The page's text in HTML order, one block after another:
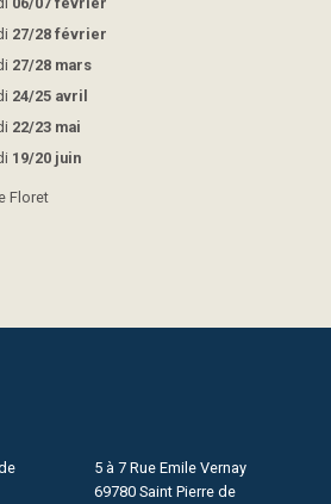
27/28 février
27/28 mars
24/25 avril
22/23 mai
19/20 juin
Floret
5 à 7 Rue Emile Vernay
69780 Saint Pierre de